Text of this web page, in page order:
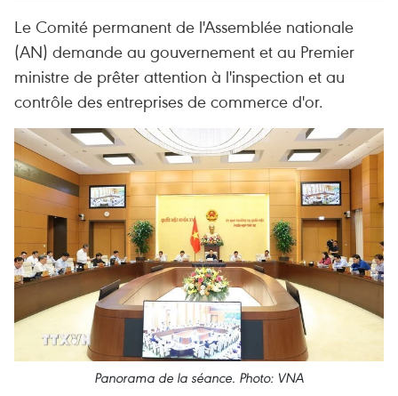
Le Comité permanent de l'Assemblée nationale
(AN) demande au gouvernement et au Premier
ministre de prêter attention à l'inspection et au
contrôle des entreprises de commerce d'or.
Panorama de la séance. Photo: VNA